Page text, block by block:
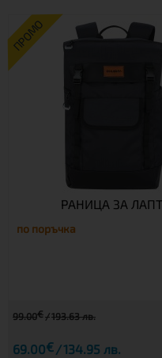
ПРОМО
РАНИЦА ЗА
по поръчка
99.00€ 193.63 лв.
69.00€ 134.95 лв.